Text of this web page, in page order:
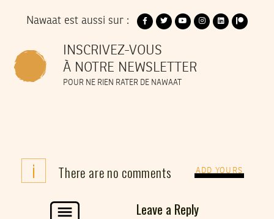
Nawaat est aussi sur :
INSCRIVEZ-VOUS
À NOTRE NEWSLETTER
POUR NE RIEN RATER DE NAWAAT
i There are no comments ADD YOURS
Leave a Reply